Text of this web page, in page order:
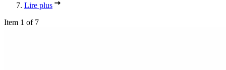
Lire plus
Item 1 of 7